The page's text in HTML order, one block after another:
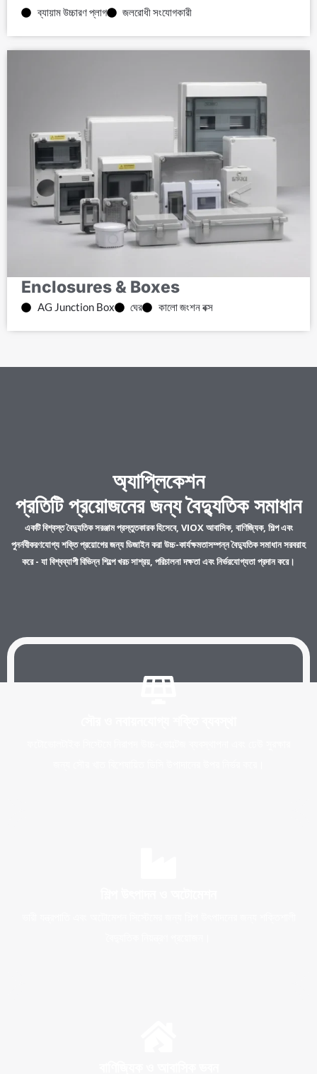
ব্যায়াম উচ্চারণ প্লাগ
জলরোধী সংযোগকারী
Enclosures & Boxes
AG Junction Box ঘের কালো জংশন বক্স
অ্যাপ্লিকেশন
প্রতিটি প্রয়োজনের জন্য বৈদ্যুতিক সমাধান
একটি বিশ্বস্ত বৈদ্যুতিক সরঞ্জাম প্রস্তুতকারক হিসেবে, VIOX আবাসিক, বাণিজ্যিক, শিল্প এবং
পুনর্নবীকরণযোগ্য শক্তি প্রয়োগের জন্য ডিজাইন করা উচ্চ-কার্যক্ষমতাসম্পন্ন বৈদ্যুতিক সমাধান সরবরাহ
করে - যা বিশ্বব্যাপী বিভিন্ন শিল্পে খরচ সাশ্রয়, পরিচালনা দক্ষতা এবং নির্ভরযোগ্যতা প্রদান করে।